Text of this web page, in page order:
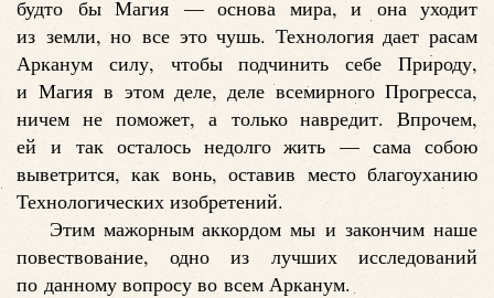
будто бы Магия — основа мира, и она уходит
из земли, но все это чушь. Технология дает расам
Арканум силу, чтобы подчинить себе Природу,
и Магия в этом деле, деле всемирного Прогресса,
ничем не поможет, а только навредит. Впрочем,
ей и так осталось недолго жить — сама собою
выветрится, как вонь, оставив место благоуханию
Технологических изобретений.
Этим мажорным аккордом мы и закончим наше
повествование, одно из лучших исследований
по данному вопросу во всем Арканум.